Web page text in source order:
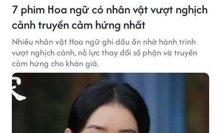
7 phim Hoa ngữ có nhân vật vượt nghịch
cảnh truyền cảm hứng nhất
Nhiều nhân vật Hoa ngữ ghi dấu ấn nhờ hành trình
vượt nghịch cảnh, nỗ lực thay đổi số phận và truyền
cảm hứng cho khán giả.